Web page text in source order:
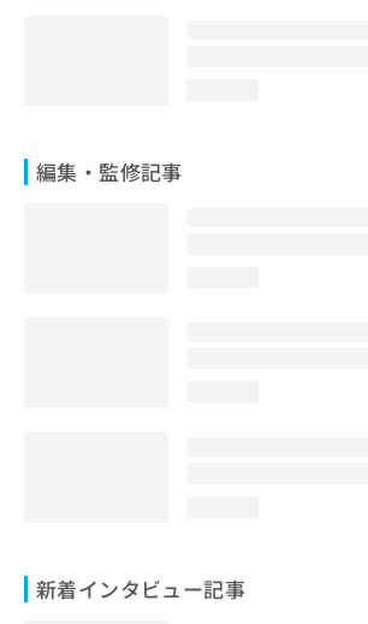
編集・監修記事
新着インタビュー記事